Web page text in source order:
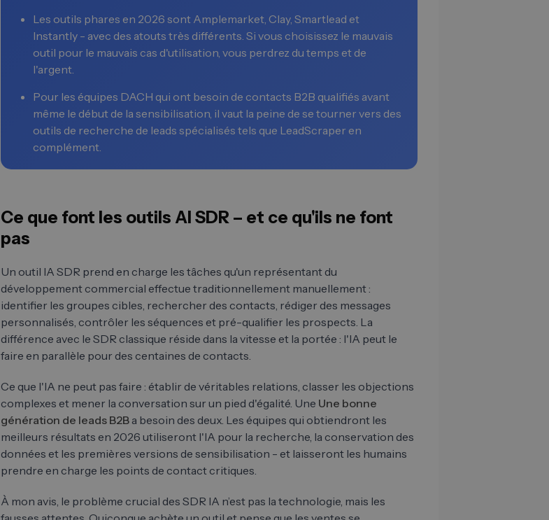
Les outils phares en 2026 sont Amplemarket, Clay, Smartlead et
Instantly - avec des atouts très différents. Si vous choisissez le mauvais
outil pour le mauvais cas d'utilisation, vous perdrez du temps et de
l'argent.
Pour les équipes DACH qui ont besoin de contacts B2B qualifiés avant
même le début de la sensibilisation, il vaut la peine de se tourner vers des
outils de recherche de leads spécialisés tels que LeadScraper en
complément.
Ce que font les outils AI SDR – et ce qu'ils ne font
pas
Un outil IA SDR prend en charge les tâches qu'un représentant du
développement commercial effectue traditionnellement manuellement :
identifier les groupes cibles, rechercher des contacts, rédiger des messages
personnalisés, contrôler les séquences et pré-qualifier les prospects. La
différence avec le SDR classique réside dans la vitesse et la portée : l'IA peut le
faire en parallèle pour des centaines de contacts.
Ce que l'IA ne peut pas faire : établir de véritables relations, classer les objections
complexes et mener la conversation sur un pied d'égalité. Une Une bonne
génération de leads B2B a besoin des deux. Les équipes qui obtiendront les
meilleurs résultats en 2026 utiliseront l'IA pour la recherche, la conservation des
données et les premières versions de sensibilisation - et laisseront les humains
prendre en charge les points de contact critiques.
À mon avis, le problème crucial des SDR IA n’est pas la technologie, mais les